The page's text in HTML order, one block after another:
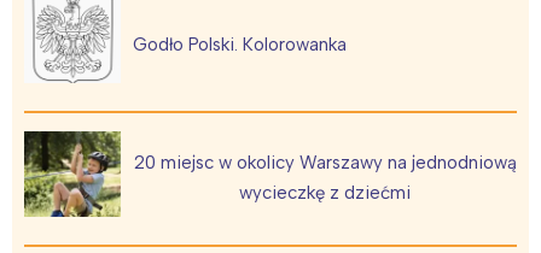
Godło Polski. Kolorowanka
20 miejsc w okolicy Warszawy na jednodniową
wycieczkę z dziećmi